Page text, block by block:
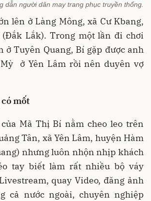
dẫn người dân may trang phục truyền thống.
lên ở Làng Mông, xã Cư Kbang,
(Đắk Lắk). Trong một lần đi chơi
ở Tuyên Quang, Bí gặp được anh
ở Yên Lâm rồi nên duyên vợ
mốt
Mã Thị Bí nằm cheo leo trên
Tân, xã Yên Lâm, huyện Hàm
nhưng luôn nhộn nhịp khách
tay biết làm rất nhiều bộ váy
quay Video, đăng ảnh
cả nước ngoài, chuyên nghiệp